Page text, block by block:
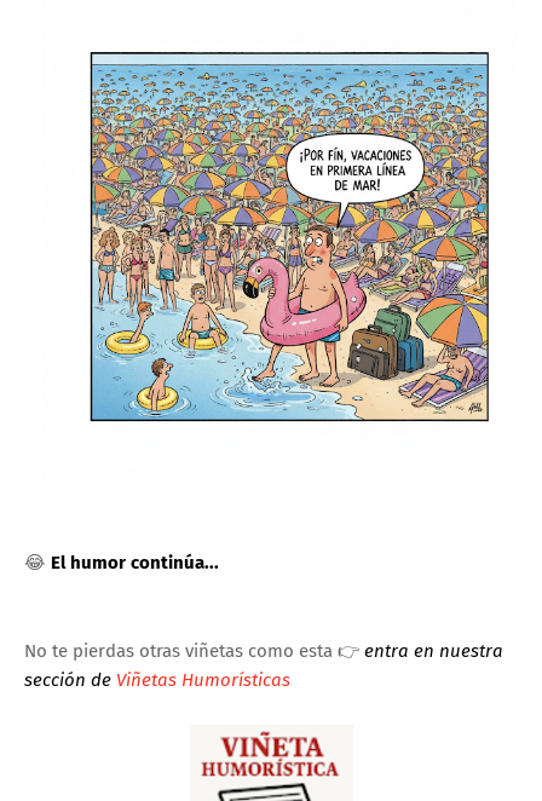
😂 El humor continúa...
No te pierdas otras viñetas como esta 👉 entra en nuestra
sección de Viñetas Humorísticas